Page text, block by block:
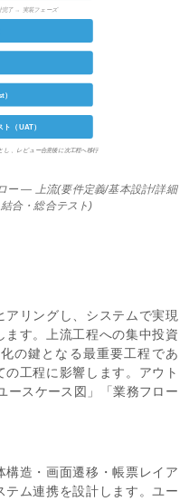
完了 → 実装フェーズ
（UAT）
し、レビュー合意後に次工程へ移行
ー — 上流(要件定義/基本設計/詳細
合・総合テスト)
アリングし、システムで実現
す。上流工程への集中投資
の鍵となる最重要工程であ
工程に影響します。アウト
ースケース図」「業務フロー
造・画面遷移・帳票レイア
ム連携を設計します。ユー